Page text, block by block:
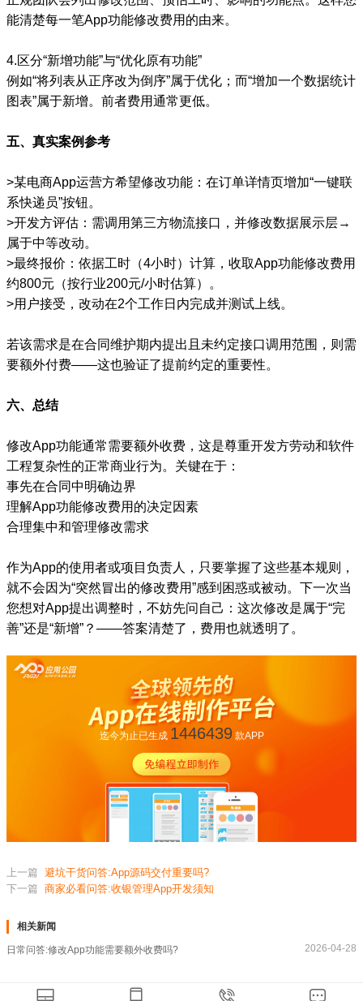
能清楚每一笔App功能修改费用的由来。
4.区分“新增功能”与“优化原有功能”
例如“将列表从正序改为倒序”属于优化；而“增加一个数据统计
图表”属于新增。前者费用通常更低。
五、真实案例参考
>某电商App运营方希望修改功能：在订单详情页增加“一键联
系快递员”按钮。
>开发方评估：需调用第三方物流接口，并修改数据展示层→
属于中等改动。
>最终报价：依据工时（4小时）计算，收取App功能修改费用
约800元（按行业200元/小时估算）。
>用户接受，改动在2个工作日内完成并测试上线。
若该需求是在合同维护期内提出且未约定接口调用范围，则需
要额外付费——这也验证了提前约定的重要性。
六、总结
修改App功能通常需要额外收费，这是尊重开发方劳动和软件
工程复杂性的正常商业行为。关键在于：
事先在合同中明确边界
理解App功能修改费用的决定因素
合理集中和管理修改需求
作为App的使用者或项目负责人，只要掌握了这些基本规则，
就不会因为“突然冒出的修改费用”感到困惑或被动。下一次当
您想对App提出调整时，不妨先问自己：这次修改是属于“完
善”还是“新增”？——答案清楚了，费用也就透明了。
迄今为止已生成 1446439款APP
上一篇 避坑干货问答:App源码交付重要吗?
下一篇 商家必看问答:收银管理App开发须知
相关新闻
日常问答:修改App功能需要额外收费吗? 2026-04-28